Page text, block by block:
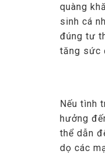
quàng
sinh cá
đúng tư
tăng sức
Nếu tình
hưởng
thể dẫn
dọ các